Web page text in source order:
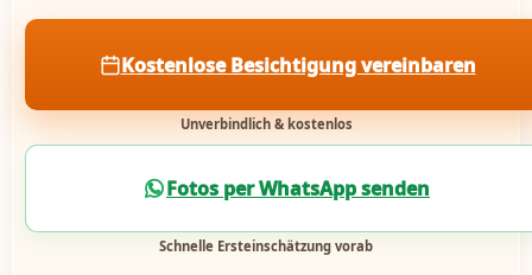
Kostenlose Besichtigung vereinbaren
Unverbindlich & kostenlos
Fotos per WhatsApp senden
Schnelle Ersteinschätzung vorab